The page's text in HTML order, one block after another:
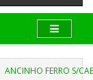
ANCINHO FERRO S/